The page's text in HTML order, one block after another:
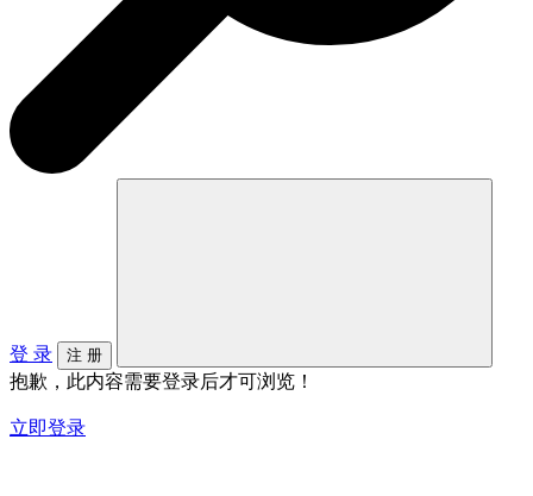
登 录 注 册
抱歉，此内容需要登录后才可浏览！
立即登录